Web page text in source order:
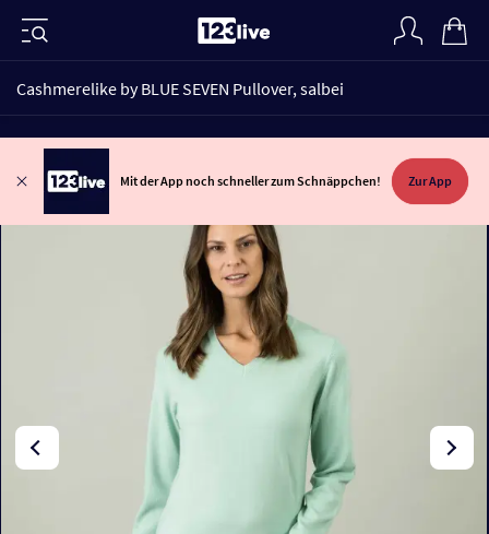
Cashmerelike by BLUE SEVEN Pullover, salbei
Mit der App noch schneller zum Schnäppchen! Zur App